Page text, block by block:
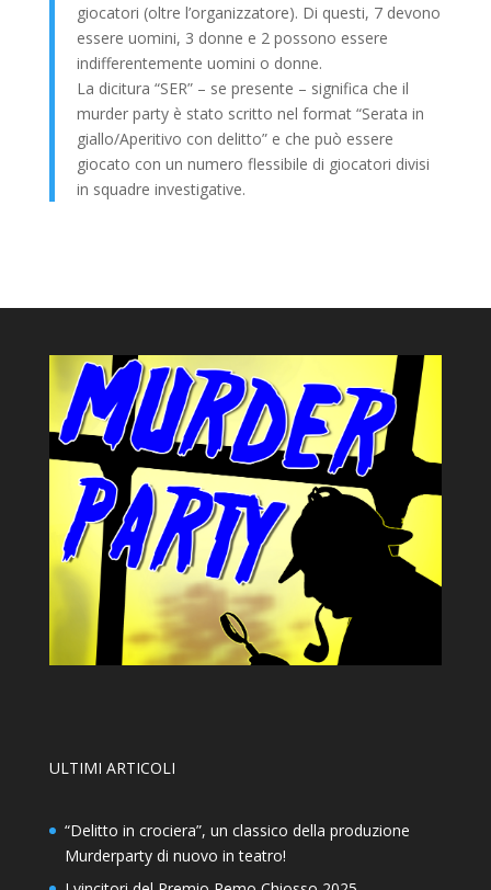
giocatori (oltre l’organizzatore). Di questi, 7 devono
essere uomini, 3 donne e 2 possono essere
indifferentemente uomini o donne.
La dicitura “SER” – se presente – significa che il
murder party è stato scritto nel format “Serata in
giallo/Aperitivo con delitto” e che può essere
giocato con un numero flessibile di giocatori divisi
in squadre investigative.
ULTIMI ARTICOLI
“Delitto in crociera”, un classico della produzione
Murderparty di nuovo in teatro!